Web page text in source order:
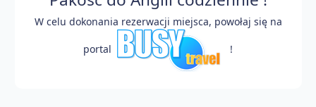
W celu dokonania rezerwacji miejsca, powołaj się na
portal !